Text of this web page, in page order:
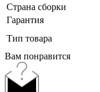
Страна сборки
Гарантия
Тип товара
Вам понравится